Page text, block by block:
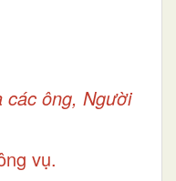
các ông, Người
vụ.